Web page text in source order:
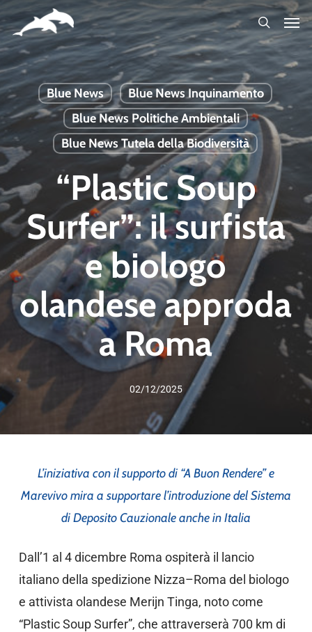
Skip
to
main
content
Blue News
Blue News Inquinamento
Blue News Politiche Ambientali
Blue News Tutela della Biodiversità
“Plastic Soup
Surfer”: il surfista
e biologo
olandese approda
a Roma
02/12/2025
L’iniziativa con il supporto di “A Buon Rendere” e
Marevivo mira a supportare l’introduzione del Sistema
di Deposito Cauzionale anche in Italia
Dall’1 al 4 dicembre Roma ospiterà il lancio
italiano della spedizione Nizza–Roma del biologo
e attivista olandese Merijn Tinga, noto come
“Plastic Soup Surfer”, che attraverserà 700 km di